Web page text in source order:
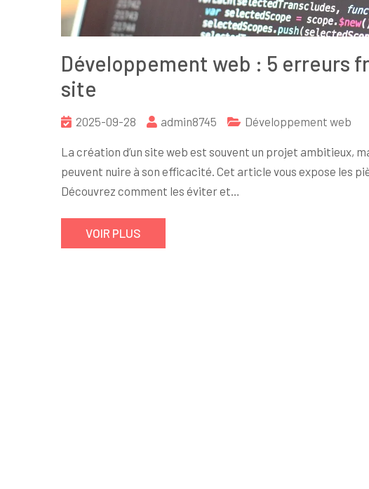
Développement web : 5 erreurs
site
2025-09-28 admin8745 Développement web
La création d’un site web est souvent un projet ambitieux,
peuvent nuire à son efficacité. Cet article vous expose les
Découvrez comment les éviter et…
VOIR PLUS